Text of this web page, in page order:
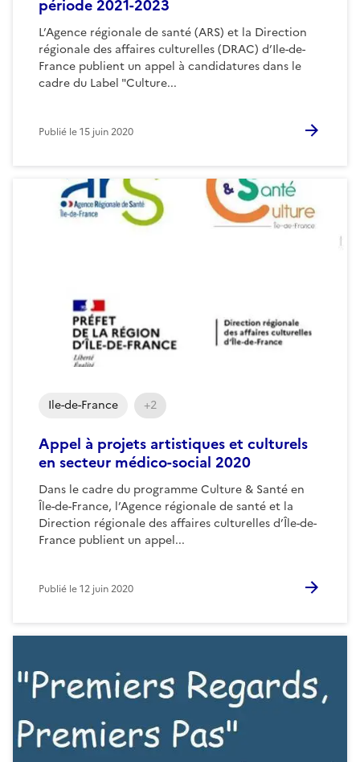
période 2021-2023
L’Agence régionale de santé (ARS) et la Direction
régionale des affaires culturelles (DRAC) d’Ile-de-
France publient un appel à candidatures dans le
cadre du Label "Culture...
Publié le15 juin 2020
Appel à projets artistiques et culturels
en secteur médico-social 2020
Dans le cadre du programme Culture & Santé en
Île-de-France, l’Agence régionale de santé et la
Direction régionale des affaires culturelles d’Île-de-
France publient un appel...
Ile-de-France +2
Publié le12 juin 2020